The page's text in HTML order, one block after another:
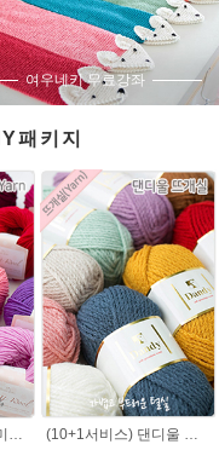
여우네키 무료강좌
패키지